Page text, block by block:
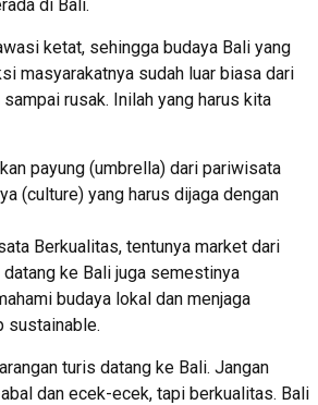
di Bali.
ketat, sehingga budaya Bali yang
masyarakatnya sudah luar biasa dari
rusak. Inilah yang harus kita
payung (umbrella) dari pariwisata
(culture) yang harus dijaga dengan
Berkualitas, tentunya market dari
ke Bali juga semestinya
budaya lokal dan menjaga
sustainable.
turis datang ke Bali. Jangan
dan ecek-ecek, tapi berkualitas. Bali